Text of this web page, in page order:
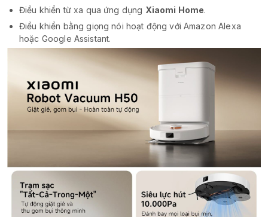
Điều khiển từ xa qua ứng dụng Xiaomi Home.
Điều khiển bằng giọng nói hoạt động với Amazon Alexa
hoặc Google Assistant.